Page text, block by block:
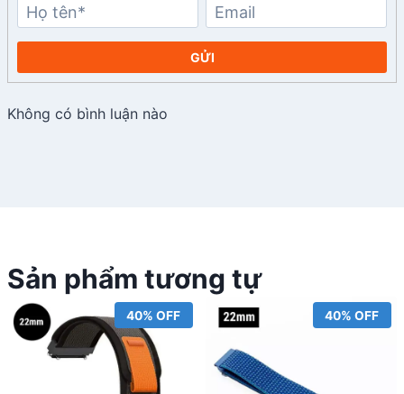
GỬI
Không có bình luận nào
Sản phẩm tương tự
40% OFF 40% OFF